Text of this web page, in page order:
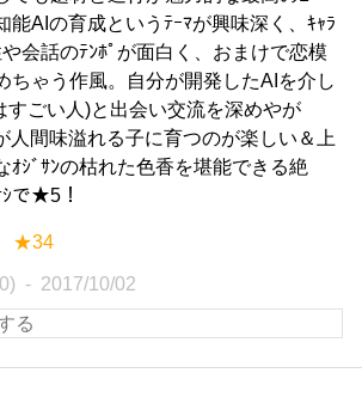
能AIの育成というﾃｰﾏが興味深く、ｷｬﾗ
会話のﾃﾝﾎﾟが面白く、おまけで恋模
ちゃう作風。自分が開発したAIを介し
すごい人)と出会い交流を深めやが
間味溢れる子に育つのが楽しい＆上
ｵｼﾞｻﾝの枯れた色香を堪能できる絶
で★5！
★34
2017/10/02